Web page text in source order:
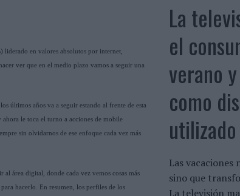
liderado en valores absolutos por internet,
ver que en el medio plazo vamos a seguir una
últimos años va a seguir estando al frente de esta
le toca el turno a acciones de mobile
sin olvidarnos de ese enfoque cada vez más
al área digital, donde cada vez vemos cosas más
hacerlo. En resumen, los perfiles de los
La
el
verano
como
utilizado
Las vacaciones
sino que
La televisión